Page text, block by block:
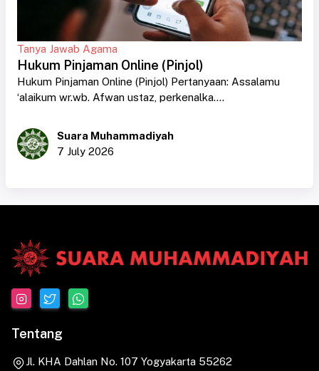
Tanya Jawab Agama
Hukum Pinjaman Online (Pinjol)
Hukum Pinjaman Online (Pinjol) Pertanyaan: Assalamu
‘alaikum wr.wb. Afwan ustaz, perkenalka....
Suara Muhammadiyah
7 July 2026
Tentang
Jl. KHA Dahlan No. 107 Yogyakarta 55262